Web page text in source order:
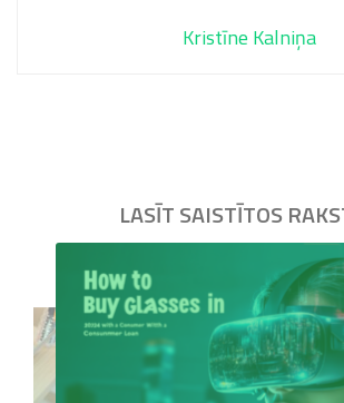
Kristīne Kalniņa
LASĪT SAISTĪTOS